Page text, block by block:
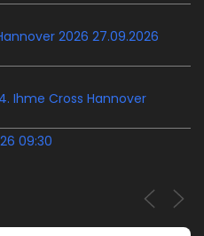
2026 27.09.2026
Ihme Cross Hannover
09:30